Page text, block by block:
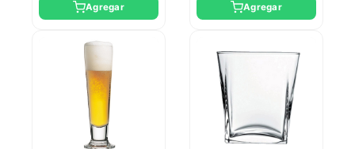
Agregar Agregar